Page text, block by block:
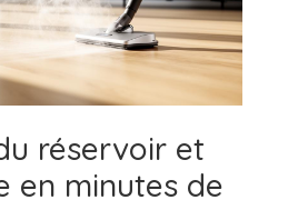
réservoir et
en minutes de